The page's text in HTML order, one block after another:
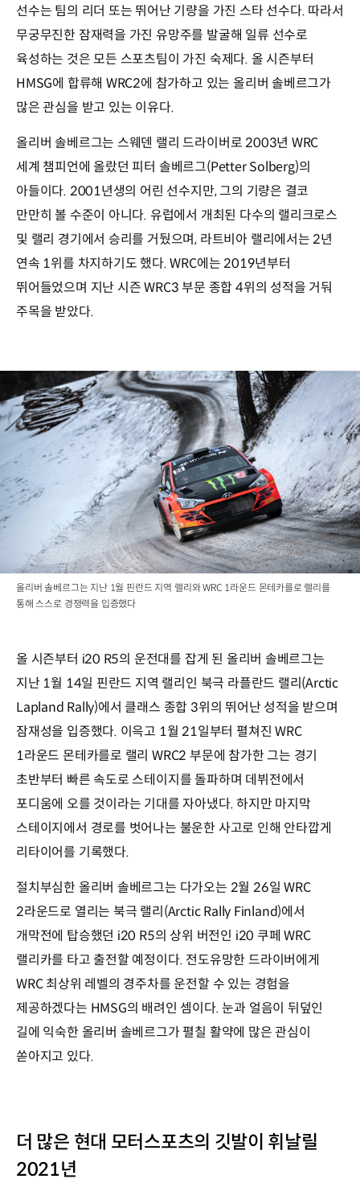
선수는 팀의 리더 또는 뛰어난 기량을 가진 스타 선수다. 따라서
무궁무진한 잠재력을 가진 유망주를 발굴해 일류 선수로
육성하는 것은 모든 스포츠팀이 가진 숙제다. 올 시즌부터
HMSG에 합류해 WRC2에 참가하고 있는 올리버 솔베르그가
많은 관심을 받고 있는 이유다.
올리버 솔베르그는 스웨덴 랠리 드라이버로 2003년 WRC
세계 챔피언에 올랐던 피터 솔베르그(Petter Solberg)의
아들이다. 2001년생의 어린 선수지만, 그의 기량은 결코
만만히 볼 수준이 아니다. 유럽에서 개최된 다수의 랠리크로스
및 랠리 경기에서 승리를 거뒀으며, 라트비아 랠리에서는 2년
연속 1위를 차지하기도 했다. WRC에는 2019년부터
뛰어들었으며 지난 시즌 WRC3 부문 종합 4위의 성적을 거둬
주목을 받았다.
올리버 솔베르그는 지난 1월 핀란드 지역 랠리와 WRC 1라운드 몬테카를로 랠리를
통해 스스로 경쟁력을 입증했다
올 시즌부터 i20 R5의 운전대를 잡게 된 올리버 솔베르그는
지난 1월 14일 핀란드 지역 랠리인 북극 라플란드 랠리(Arctic
Lapland Rally)에서 클래스 종합 3위의 뛰어난 성적을 받으며
잠재성을 입증했다. 이윽고 1월 21일부터 펼쳐진 WRC
1라운드 몬테카를로 랠리 WRC2 부문에 참가한 그는 경기
초반부터 빠른 속도로 스테이지를 돌파하며 데뷔전에서
포디움에 오를 것이라는 기대를 자아냈다. 하지만 마지막
스테이지에서 경로를 벗어나는 불운한 사고로 인해 안타깝게
리타이어를 기록했다.
절치부심한 올리버 솔베르그는 다가오는 2월 26일 WRC
2라운드로 열리는 북극 랠리(Arctic Rally Finland)에서
개막전에 탑승했던 i20 R5의 상위 버전인 i20 쿠페 WRC
랠리카를 타고 출전할 예정이다. 전도유망한 드라이버에게
WRC 최상위 레벨의 경주차를 운전할 수 있는 경험을
제공하겠다는 HMSG의 배려인 셈이다. 눈과 얼음이 뒤덮인
길에 익숙한 올리버 솔베르그가 펼칠 활약에 많은 관심이
쏟아지고 있다.
더 많은 현대 모터스포츠의 깃발이 휘날릴
2021년